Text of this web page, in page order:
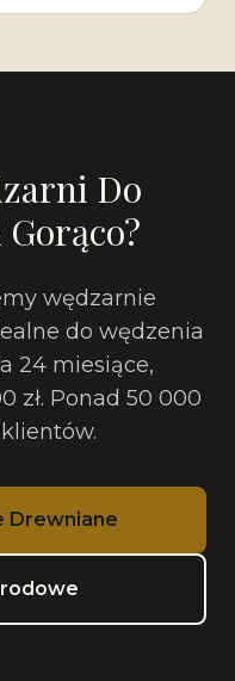
Do
wędzarnie
do wędzenia
24 miesiące,
zł. Ponad 50 000
Drewniane